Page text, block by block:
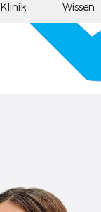
Klinik Wissen